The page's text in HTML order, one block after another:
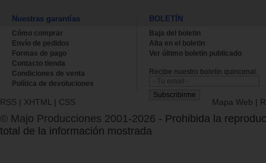
Nuestras garantías
Cómo comprar
Envío de pedidos
Formas de pago
Contacto tienda
Condiciones de venta
Política de devoluciones
BOLETÍN
Baja del boletin
Alta en el boletin
Ver último boletin publicado
Recibe nuestro boletín quincenal.
RSS | XHTML | CSS Mapa Web |
© Majo Producciones 2001-2026 - Prohibida la
total de la información mostrada